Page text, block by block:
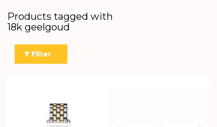
Products tagged with
18k geelgoud
Filter